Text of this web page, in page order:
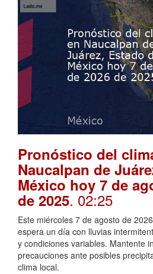
Pronóstico del
Naucalpan de
México hoy 7 de
de 2025. 02:25
Este miércoles 7 de agosto de
espera un día con lluvias
y condiciones variables. Mantente
precauciones ante posibles
clima local.